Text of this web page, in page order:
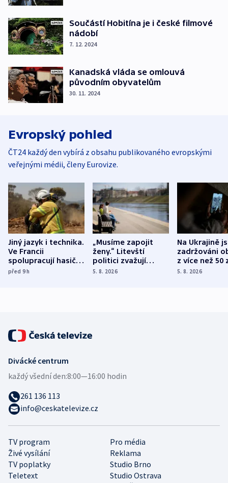
Součástí Hobitína je i české filmové
nádobí
7. 12. 2024
Kanadská vláda se omlouvá
původním obyvatelům
30. 11. 2024
Evropský pohled
ČT24 každý den vybírá z obsahu publikovaného evropskými
veřejnými médii, členy Eurovize.
Jiný jazyk i technika.
Ve Francii
spolupracují hasiči z
různých zemí
před 9h
„Musíme zapojit
ženy.“ Litevští
politici zvažují
dohodu o
5. 8. 2026
Na Ukrajině
zadržováni
z více než 50
Bojovali na
5. 8. 2026
TV program
Pro média
Živé vysílání
Reklama
TV poplatky
Studio Brno
Teletext
Studio Ostrava
Divácké centrum
každý všední den:8:00—16:00 hodin
261 136 113
info@ceskatelevize.cz